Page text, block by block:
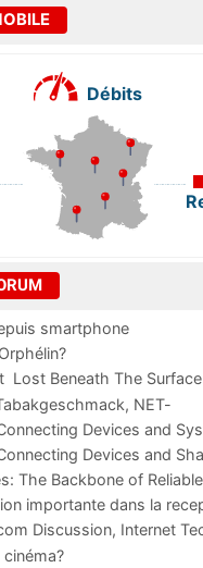
Débits
smartphone
Lost Beneath The Surface
NET-
Leistung imDevices and
Devices and
The Backbone of
importante dans la
Discussion, Internet
cinéma?